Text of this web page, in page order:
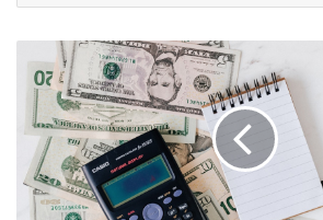
Projeto
Saber
Viver
divulga
Edital
com
bolsas